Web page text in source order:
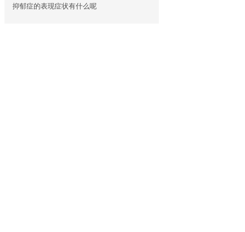
抑郁症的表现症状有什么呢